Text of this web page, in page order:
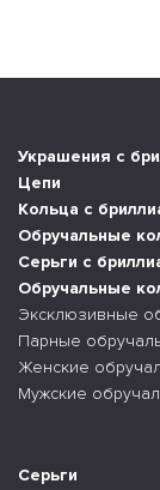
Украшения с
Цепи
Кольца с
Обручальные
Серьги с
Обручальные
Эксклюзивные
Парные
Женские
Мужские
Серьги